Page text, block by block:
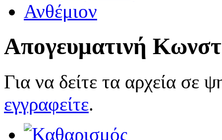
Ανθέμιον
Απογευματινή
Για να δείτε τα αρχεία σε
εγγραφείτε.